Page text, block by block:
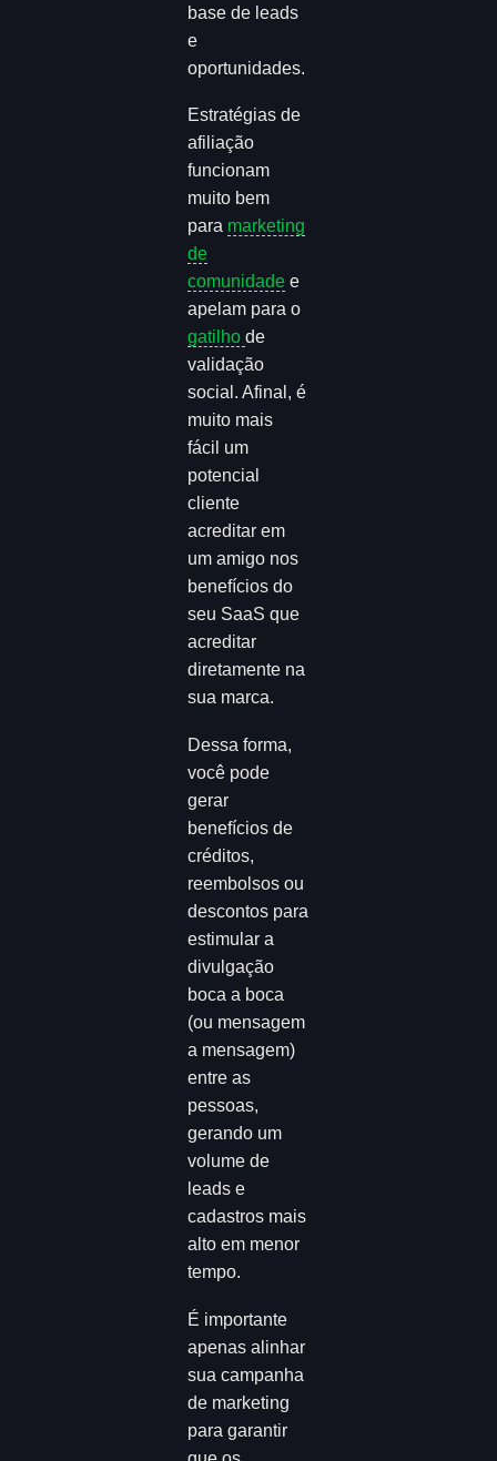
base de leads
e
oportunidades.
Estratégias de
afiliação
funcionam
muito bem
para marketing
de
comunidade e
apelam para o
gatilhode
validação
social. Afinal, é
muito mais
fácil um
potencial
cliente
acreditar em
um amigo nos
benefícios do
seu SaaS que
acreditar
diretamente na
sua marca.
Dessa forma,
você pode
gerar
benefícios de
créditos,
reembolsos ou
descontos para
estimular a
divulgação
boca a boca
(ou mensagem
a mensagem)
entre as
pessoas,
gerando um
volume de
leads e
cadastros mais
alto em menor
tempo.
É importante
apenas alinhar
sua campanha
de marketing
para garantir